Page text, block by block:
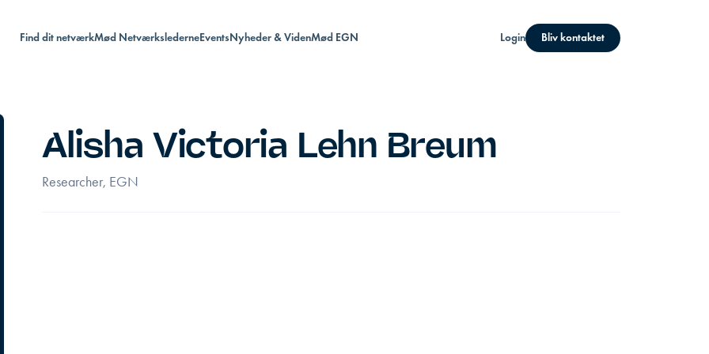
Find dit netværkMød NetværkslederneEventsNyheder & VidenMød EGN Login Bliv kontaktet
Alisha Victoria Lehn Breum
Researcher, EGN